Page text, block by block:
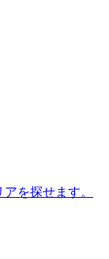
を探せます。